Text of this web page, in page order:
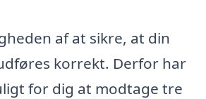
af at sikre, at din
korrekt. Derfor har
for dig at modtage tre